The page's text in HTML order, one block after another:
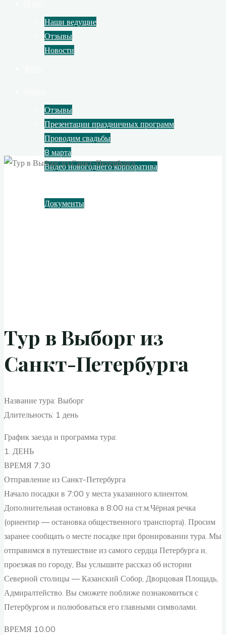
Наши ведущие
Отзывы
Новости
Отзывы
Презентации праздничных программ
Проводим свадьбы
8 марта
Видео новогоднего корпоратива
Документы
Тур в Выборг из
Санкт-Петербурга
Название тура: Выборг
Длительность: 1 день
График заезда и программа тура:
1. ДЕНЬ
ВРЕМЯ 7.30
Отправление из Санкт-Петербурга
Начало посадки в 7:00 у места указанного клиентом.
Дополнительная остановка в 8:00 на ст.м.Чёрная речка
(ориентир — остановка общественного транспорта). Просим
заранее сообщать о месте посадке при бронировании тура. Мы
отправимся в путешествие из самого сердца Петербурга и,
проезжая по городу, Вы услышите рассказ об истории
Северной столицы — Казанский Собор, Дворцовая Площадь,
Адмиралтейство. Вы сможете поближе познакомиться с
Петербургом и полюбоваться его главными символами.
ВРЕМЯ 10.00